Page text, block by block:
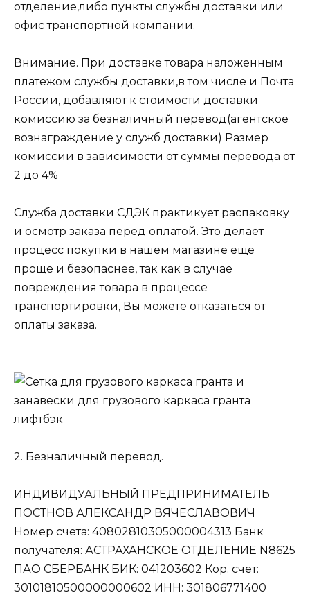
отделение,либо пункты службы доставки или
офис транспортной компании.
Внимание. При доставке товара наложенным
платежом службы доставки,в том числе и Почта
России, добавляют к стоимости доставки
комиссию за безналичный перевод(агентское
вознаграждение у служб доставки) Размер
комиссии в зависимости от суммы перевода от
2 до 4%
Служба доставки СДЭК практикует распаковку
и осмотр заказа перед оплатой. Это делает
процесс покупки в нашем магазине еще
проще и безопаснее, так как в случае
повреждения товара в процессе
транспортировки, Вы можете отказаться от
оплаты заказа.
2. Безналичный перевод.
ИНДИВИДУАЛЬНЫЙ ПРЕДПРИНИМАТЕЛЬ
ПОСТНОВ АЛЕКСАНДР ВЯЧЕСЛАВОВИЧ
Номер счета: 40802810305000004313 Банк
получателя: АСТРАХАНСКОЕ ОТДЕЛЕНИЕ N8625
ПАО СБЕРБАНК БИК: 041203602 Кор. счет:
30101810500000000602 ИНН: 301806771400